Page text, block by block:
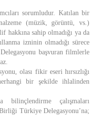
sorumludur. Katılan bir
(müzik, görüntü, vs.)
hakkına sahip olmadığı ya da
izninin olmadığı sürece
başvuran filmlerle
olası fikir eseri hırsızlığı
bir şekilde ihlalinden
bilinçlendirme çalışmaları
Birliği Türkiye Delegasyonu’na;